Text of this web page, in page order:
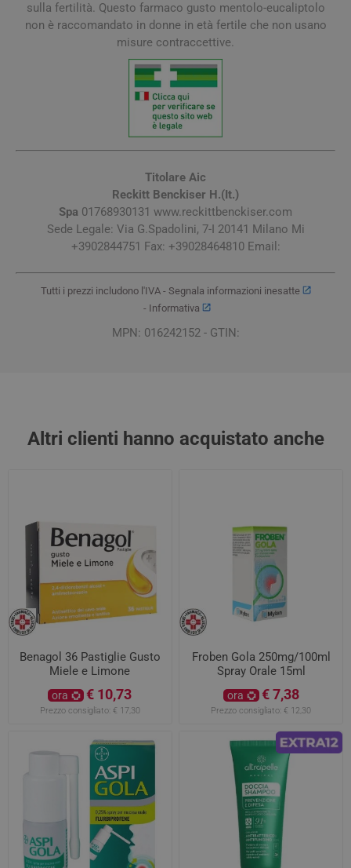
sulla fertilità. Questo farmaco gusto mentolo-eucaliptolo
non è raccomandato in donne in età fertile che non usano
misure contraccettive.
Titolare Aic
Reckitt Benckiser H.(It.)
Spa 01768930131 www.reckittbenckiser.com
Sede Legale: Via G.Spadolini, 7-I 20141 Milano Mi
+3902844751 Fax: +39028464810 Email:
Tutti i prezzi includono l'IVA - Segnala informazioni inesatte
- Informativa
MPN: 016242152 - GTIN:
Altri clienti hanno acquistato anche
Benagol 36 Pastiglie Gusto
Miele e Limone
ora € 10,73
Prezzo consigliato: € 17,30
Froben Gola 250mg/100ml
Spray Orale 15ml
ora € 7,38
Prezzo consigliato: € 12,30